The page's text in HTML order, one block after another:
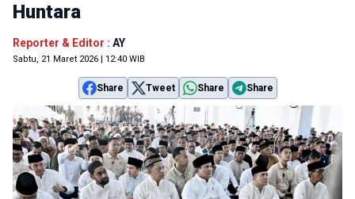
Huntara
Reporter & Editor : AY
Sabtu, 21 Maret 2026 | 12:40 WIB
Share Tweet Share Share